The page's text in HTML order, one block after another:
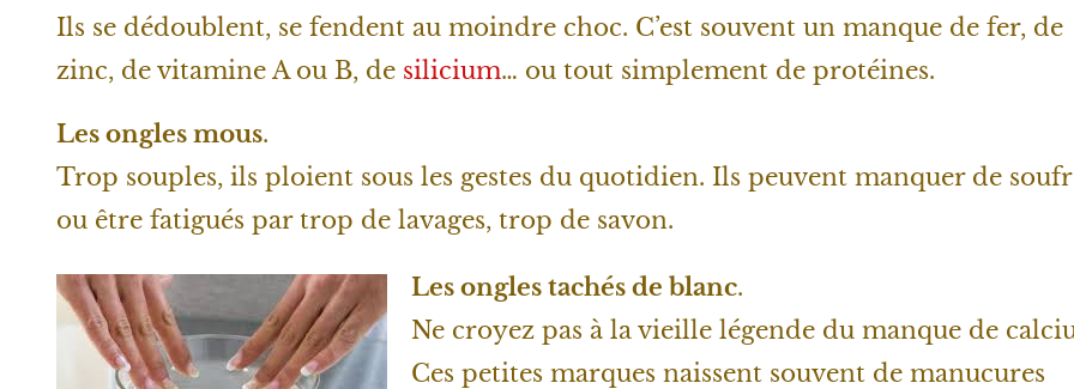
Ils se dédoublent, se fendent au moindre choc. C’est souvent un manque de fer, de
zinc, de vitamine A ou B, de silicium… ou tout simplement de protéines.
Les ongles mous.
Trop souples, ils ploient sous les gestes du quotidien. Ils peuvent manquer de
ou être fatigués par trop de lavages, trop de savon.
Les ongles tachés de blanc.
Ne croyez pas à la vieille légende du manque de
Ces petites marques naissent souvent de manucures